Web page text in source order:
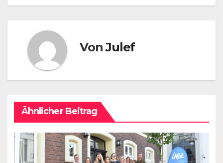
VonJulef
Ähnlicher Beitrag